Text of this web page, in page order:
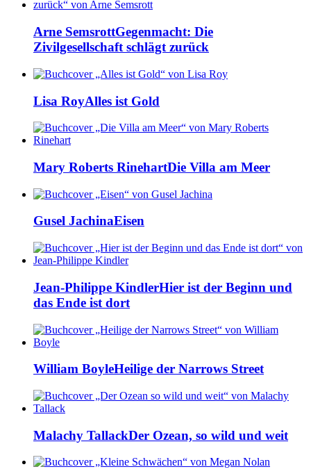
Arne SemsrottGegenmacht: Die
Zivilgesellschaft schlägt zurück
Lisa RoyAlles ist Gold
Mary Roberts RinehartDie Villa am Meer
Gusel JachinaEisen
Jean-Philippe KindlerHier ist der Beginn und
das Ende ist dort
William BoyleHeilige der Narrows Street
Malachy TallackDer Ozean, so wild und weit